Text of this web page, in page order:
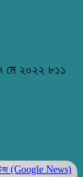
মে ২০২২ ৮১১
(Google News)